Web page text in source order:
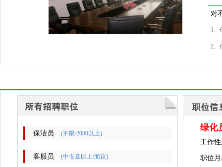
对
1、
2、
保洁员 (不限/2000以上)
客服员 (中专及以上/面议)
绿化
工作
职位